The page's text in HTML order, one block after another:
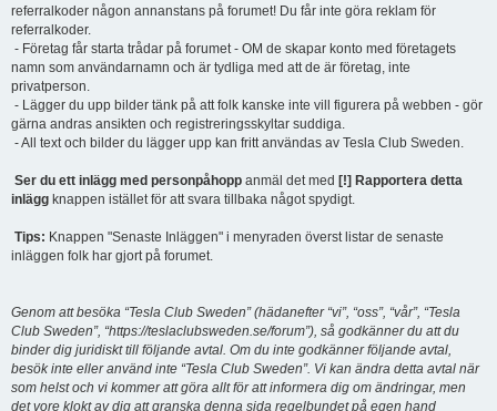
referralkoder någon annanstans på forumet! Du får inte göra reklam för
referralkoder.
- Företag får starta trådar på forumet - OM de skapar konto med företagets
namn som användarnamn och är tydliga med att de är företag, inte
privatperson.
- Lägger du upp bilder tänk på att folk kanske inte vill figurera på webben - gör
gärna andras ansikten och registreringsskyltar suddiga.
- All text och bilder du lägger upp kan fritt användas av Tesla Club Sweden.
Ser du ett inlägg med personpåhopp anmäl det med [!] Rapportera detta
inlägg knappen istället för att svara tillbaka något spydigt.
Tips: Knappen "Senaste Inläggen" i menyraden överst listar de senaste
inläggen folk har gjort på forumet.
Genom att besöka “Tesla Club Sweden” (hädanefter “vi”, “oss”, “vår”, “Tesla
Club Sweden”, “https://teslaclubsweden.se/forum”), så godkänner du att du
binder dig juridiskt till följande avtal. Om du inte godkänner följande avtal,
besök inte eller använd inte “Tesla Club Sweden”. Vi kan ändra detta avtal när
som helst och vi kommer att göra allt för att informera dig om ändringar, men
det vore klokt av dig att granska denna sida regelbundet på egen hand